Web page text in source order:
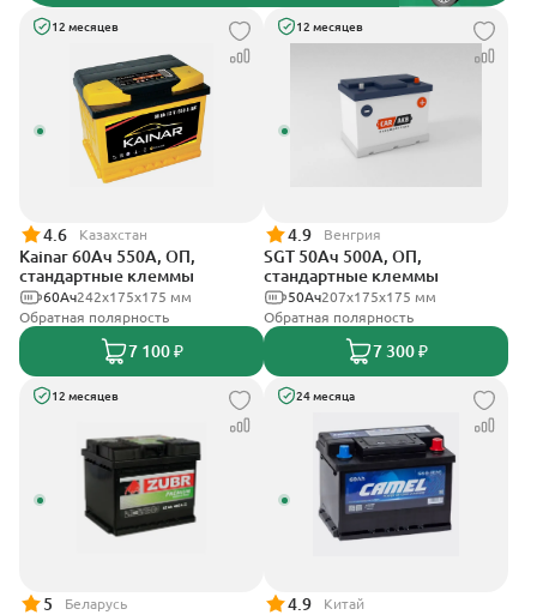
12 месяцев
4.6 Казахстан
Kainar 60Ач 550А, ОП,
стандартные клеммы
242х175х175 мм
60Ач
Обратная полярность
7 100 ₽
12 месяцев
4.9 Венгрия
SGT 50Ач 500А, ОП,
стандартные клеммы
207x175x175 мм
50Ач
Обратная полярность
7 300 ₽
12 месяцев
5 Беларусь
24 месяца
4.9 Китай